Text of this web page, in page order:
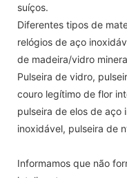
suíços.
Diferentes tipos de
relógios de aço
de madeira/vidro
Pulseira de vidro,
couro legítimo de flor
pulseira de elos de aço
inoxidável, pulseira de
Informamos que não